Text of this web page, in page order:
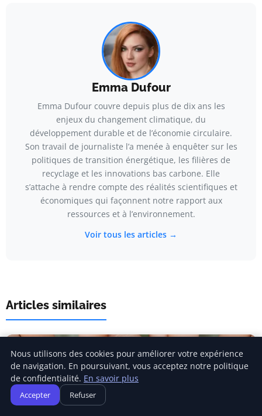
Emma Dufour
Emma Dufour couvre depuis plus de dix ans les
enjeux du changement climatique, du
développement durable et de l’économie circulaire.
Son travail de journaliste l’a menée à enquêter sur les
politiques de transition énergétique, les filières de
recyclage et les innovations bas carbone. Elle
s’attache à rendre compte des réalités scientifiques et
économiques qui façonnent notre rapport aux
ressources et à l’environnement.
Voir tous les articles →
Articles similaires
Nous utilisons des cookies pour améliorer votre expérience
de navigation. En poursuivant, vous acceptez notre politique
de confidentialité. En savoir plus
Accepter Refuser